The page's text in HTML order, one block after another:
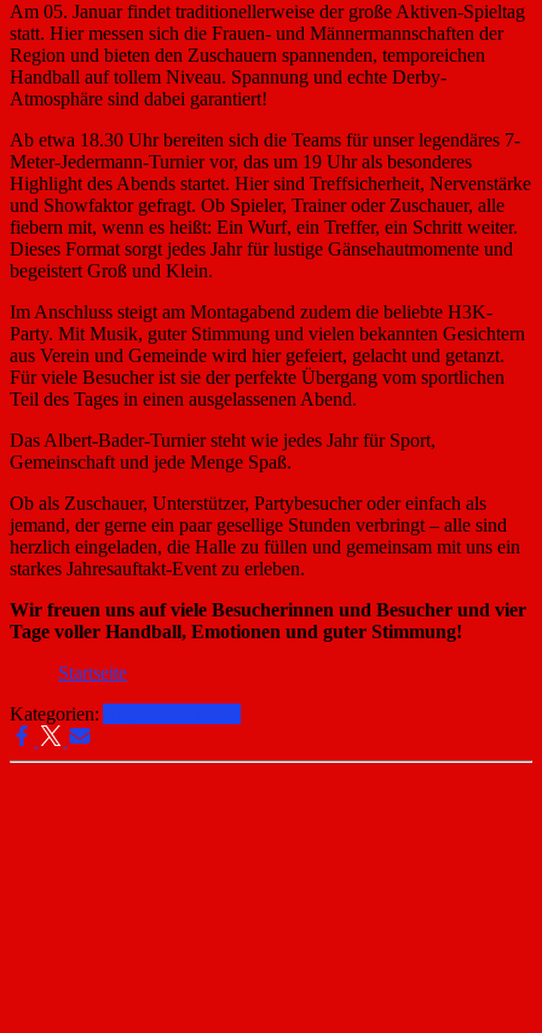
Am 05. Januar findet traditionellerweise der große Aktiven-Spieltag
statt. Hier messen sich die Frauen- und Männermannschaften der
Region und bieten den Zuschauern spannenden, temporeichen
Handball auf tollem Niveau. Spannung und echte Derby-
Atmosphäre sind dabei garantiert!
Ab etwa 18.30 Uhr bereiten sich die Teams für unser legendäres 7-
Meter-Jedermann-Turnier vor, das um 19 Uhr als besonderes
Highlight des Abends startet. Hier sind Treffsicherheit, Nervenstärke
und Showfaktor gefragt. Ob Spieler, Trainer oder Zuschauer, alle
fiebern mit, wenn es heißt: Ein Wurf, ein Treffer, ein Schritt weiter.
Dieses Format sorgt jedes Jahr für lustige Gänsehautmomente und
begeistert Groß und Klein.
Im Anschluss steigt am Montagabend zudem die beliebte H3K-
Party. Mit Musik, guter Stimmung und vielen bekannten Gesichtern
aus Verein und Gemeinde wird hier gefeiert, gelacht und getanzt.
Für viele Besucher ist sie der perfekte Übergang vom sportlichen
Teil des Tages in einen ausgelassenen Abend.
Das Albert-Bader-Turnier steht wie jedes Jahr für Sport,
Gemeinschaft und jede Menge Spaß.
Ob als Zuschauer, Unterstützer, Partybesucher oder einfach als
jemand, der gerne ein paar gesellige Stunden verbringt – alle sind
herzlich eingeladen, die Halle zu füllen und gemeinsam mit uns ein
starkes Jahresauftakt-Event zu erleben.
Wir freuen uns auf viele Besucherinnen und Besucher und vier
Tage voller Handball, Emotionen und guter Stimmung!
Startseite
Kategorien: